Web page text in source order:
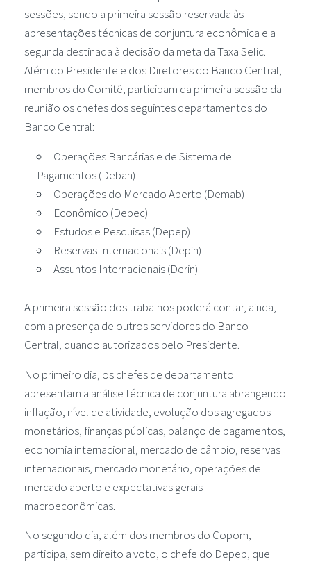
sessões, sendo a primeira sessão reservada às
apresentações técnicas de conjuntura econômica e a
segunda destinada à decisão da meta da Taxa Selic.
Além do Presidente e dos Diretores do Banco Central,
membros do Comitê, participam da primeira sessão da
reunião os chefes dos seguintes departamentos do
Banco Central:
Operações Bancárias e de Sistema de
Pagamentos (Deban)
Operações do Mercado Aberto (Demab)
Econômico (Depec)
Estudos e Pesquisas (Depep)
Reservas Internacionais (Depin)
Assuntos Internacionais (Derin)
A primeira sessão dos trabalhos poderá contar, ainda,
com a presença de outros servidores do Banco
Central, quando autorizados pelo Presidente.
No primeiro dia, os chefes de departamento
apresentam a análise técnica de conjuntura abrangendo
inflação, nível de atividade, evolução dos agregados
monetários, finanças públicas, balanço de pagamentos,
economia internacional, mercado de câmbio, reservas
internacionais, mercado monetário, operações de
mercado aberto e expectativas gerais
macroeconômicas.
No segundo dia, além dos membros do Copom,
participa, sem direito a voto, o chefe do Depep, que